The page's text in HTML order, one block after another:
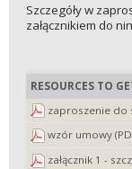
Szczegóły w
załącznikiem do
RESOURCES TO
zaproszenie do
wzór umowy
załącznik 1 -